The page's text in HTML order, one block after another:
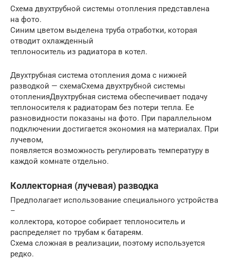
Схема двухтрубной системы отопления представлена
на фото.
Синим цветом выделена труба отработки, которая
отводит охлажденный
теплоноситель из радиатора в котел.
Двухтрубная система отопления дома с нижней
разводкой — схемаСхема двухтрубной системы
отопленияДвухтрубная система обеспечивает подачу
теплоносителя к радиаторам без потери тепла. Ее
разновидности показаны на фото. При параллельном
подключении достигается экономия на материалах. При
лучевом,
появляется возможность регулировать температуру в
каждой комнате отдельно.
Коллекторная (лучевая) разводка
Предполагает использование специального устройства
–
коллектора, которое собирает теплоноситель и
распределяет по трубам к батареям.
Схема сложная в реализации, поэтому используется
редко.